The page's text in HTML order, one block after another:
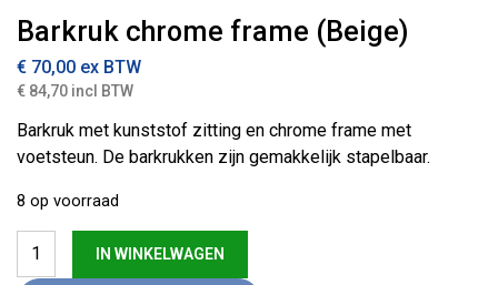
Barkruk chrome frame (Beige)
€ 70,00 ex BTW
€ 84,70 incl BTW
Barkruk met kunststof zitting en chrome frame met
voetsteun. De barkrukken zijn gemakkelijk stapelbaar.
8 op voorraad
Barkruk chrome frame (Beige) aantal
IN WINKELWAGEN